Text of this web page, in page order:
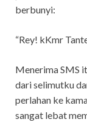
berbunyi:
“Rey! kKmr
Menerima SMS
dari selimutku
perlahan ke
sangat lebat